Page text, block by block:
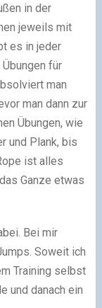
in der
jeweils mit
es in jeder
für
man
man dann zur
Übungen, wie
und Plank, bis
ist alles
Ganze etwas
Bei mir
Soweit ich
Training selbst
und danach ein